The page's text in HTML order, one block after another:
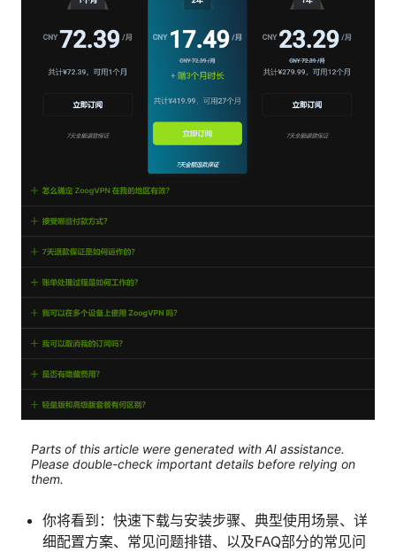
Parts of this article were generated with AI assistance.
Please double-check important details before relying on
them.
你将看到：快速下载与安装步骤、典型使用场景、详
细配置方案、常见问题排错、以及FAQ部分的常见问